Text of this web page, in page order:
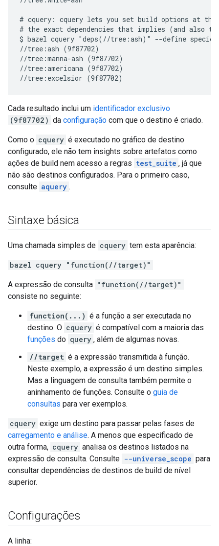
# cquery: cquery lets you set build options at the
# the exact dependencies that implies (and also
$ bazel cquery "deps(//tree:ash)" --define
//tree:ash (9f87702)
//tree:manna-ash (9f87702)
//tree:americana (9f87702)
Cada resultado inclui um identificador exclusivo
(9f87702) da configuração com que o destino é criado.
Como o cquery é executado no gráfico de destino
configurado, ele não tem insights sobre artefatos como
ações de build nem acesso a regras test_suite , já que
não são destinos configurados. Para o primeiro caso,
consulte aquery .
Sintaxe básica
Uma chamada simples de cquery tem esta aparência:
bazel cquery "function(//target)"
A expressão de consulta "function(//target)"
consiste no seguinte:
function(...) é a função a ser executada no
destino. O cquery é compatível com a maioria das
funções do query , além de algumas novas.
//target é a expressão transmitida à função.
Neste exemplo, a expressão é um destino simples.
Mas a linguagem de consulta também permite o
aninhamento de funções. Consulte o guia de
consultas para ver exemplos.
cquery exige um destino para passar pelas fases de
carregamento e análise. A menos que especificado de
outra forma, cquery analisa os destinos listados na
expressão de consulta. Consulte --universe_scope para
consultar dependências de destinos de build de nível
superior.
Configurações
A linha: